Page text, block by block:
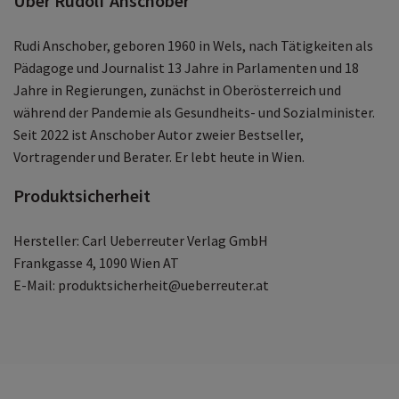
Kraft
und Engagement stärkt und als wirksames
Gegenmittel gegen autoritäre und rechtsextreme
Bewegungen fungiert. Wer Hoffnung nicht
kommuniziert, überlässt das Feld den Zerstörern.
Die Pessimismus-Falle
Die allgegenwärtige Untergangsstimmung ist kein
Kräften gezielt verstärkt. Verbreiteter Pessimismus
und nützt jenen, die von Angst und Stillstand
profitieren.
Realität ist besser als ihr Ruf
Rudi Anschober, geboren 1960 in Wels, nach Tätigkeiten als
Pädagoge und Journalist 13 Jahre in Parlamenten und 18
Jahre in Regierungen, zunächst in Oberösterreich und
während der Pandemie als Gesundheits- und Sozialminister.
Seit 2022 ist Anschober Autor zweier Bestseller,
Vortragender und Berater. Er lebt heute in Wien.
Produktsicherheit
Hersteller: Carl Ueberreuter Verlag GmbH
Frankgasse 4, 1090 Wien AT
E-Mail: produktsicherheit@ueberreuter.at